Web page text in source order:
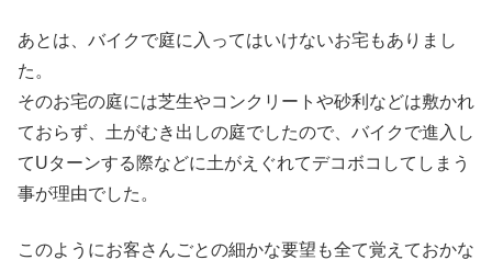
あとは、バイクで庭に入ってはいけないお宅もありまし
た。
そのお宅の庭には芝生やコンクリートや砂利などは敷かれ
ておらず、土がむき出しの庭でしたので、バイクで進入し
てUターンする際などに土がえぐれてデコボコしてしまう
事が理由でした。
このようにお客さんごとの細かな要望も全て覚えておかな